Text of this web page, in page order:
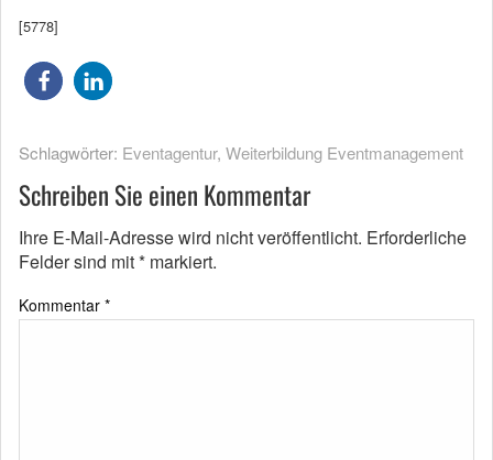
[5778]
Schlagwörter: Eventagentur, Weiterbildung Eventmanagement
Schreiben Sie einen Kommentar
Ihre E-Mail-Adresse wird nicht veröffentlicht. Erforderliche
Felder sind mit* markiert.
Kommentar *